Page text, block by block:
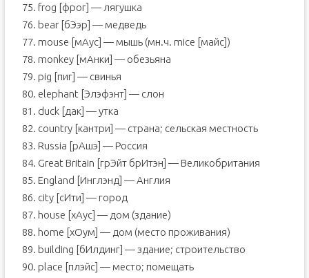
75. frog [фрог] — лягушка
76. bear [бЭэр] — медведь
77. mouse [мАус] — мышь (мн.ч. mice [майс])
78. monkey [мАнки] — обезьяна
79. pig [пиг] — свинья
80. elephant [Элэфэнт] — слон
81. duck [дак] — утка
82. country [кантри] — страна; сельская местность
83. Russia [рАшэ] — Россия
84. Great Britain [грЭйт брИтэн] — Великобритания
85. England [Инглэнд] — Англия
86. city [сИти] — город
87. house [хАус] — дом (здание)
88. home [хОум] — дом (место проживания)
89. building [бИлдинг] — здание; строительство
90. place [плэйс] — место; помещать